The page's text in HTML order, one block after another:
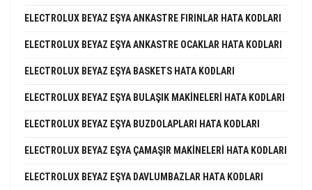
ELECTROLUX BEYAZ EŞYA ANKASTRE FIRINLAR HATA KODLARI
ELECTROLUX BEYAZ EŞYA ANKASTRE OCAKLAR HATA KODLARI
ELECTROLUX BEYAZ EŞYA BASKETS HATA KODLARI
ELECTROLUX BEYAZ EŞYA BULAŞIK MAKINELERI HATA KODLARI
ELECTROLUX BEYAZ EŞYA BUZDOLAPLARI HATA KODLARI
ELECTROLUX BEYAZ EŞYA ÇAMAŞIR MAKINELERI HATA KODLARI
ELECTROLUX BEYAZ EŞYA DAVLUMBAZLAR HATA KODLARI